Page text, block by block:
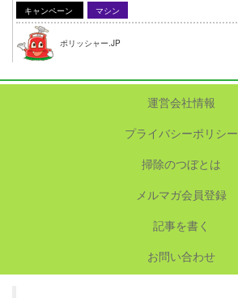
キャンペーン マシン
ポリッシャー.JP
運営会社情報
プライバシーポリシー
掃除のつぼとは
メルマガ会員登録
記事を書く
お問い合わせ